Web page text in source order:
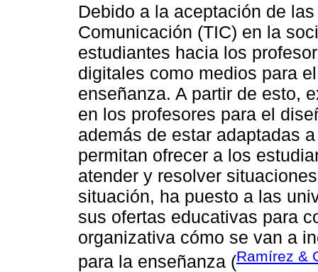
Debido a la aceptación de
Comunicación (TIC) en la
estudiantes hacia los
digitales como medios para
enseñanza. A partir de esto,
en los profesores para el
además de estar adaptadas
permitan ofrecer a los
atender y resolver
situación, ha puesto a las
sus ofertas educativas para
organizativa cómo se van a
para la enseñanza (Ramírez &